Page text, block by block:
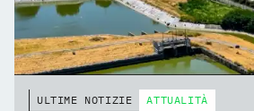
ULTIME NOTIZIE ATTUALITÀ